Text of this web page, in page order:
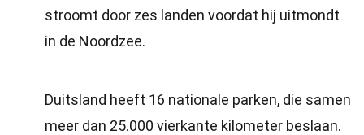
stroomt door zes landen voordat hij uitmondt
in de Noordzee.
Duitsland heeft 16 nationale parken, die samen
meer dan 25.000 vierkante kilometer beslaan.